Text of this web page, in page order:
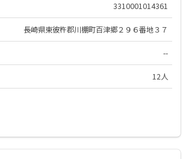
3310001014361
長崎県東彼杵郡川棚町百津郷２９６番地３７
--
12人